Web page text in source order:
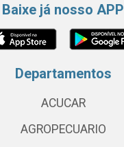
Baixe já nosso APP
Departamentos
ACUCAR
AGROPECUARIO